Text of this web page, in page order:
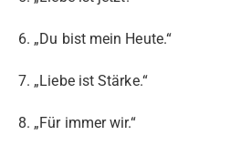
6. „Du bist mein Heute.“
7. „Liebe ist Stärke.“
8. „Für immer wir.“